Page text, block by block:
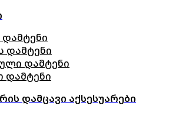
დამტენი
დამტენი
დამტენი
დამცავი აქსესუარები